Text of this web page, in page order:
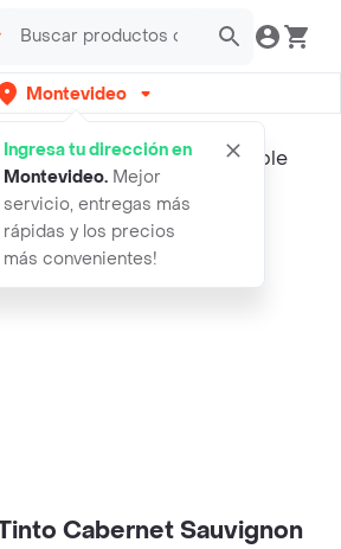
Montevideo
Ingresa tu dirección en
Montevideo. Mejor
servicio, entregas más
rápidas y los precios
más convenientes!
Cabernet Sauvignon